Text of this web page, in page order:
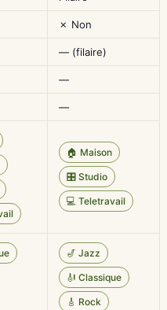
✗ Non
— (filaire)
—
—
🏠 Maison
🎛️ Studio
💻 Teletravail
🎷 Jazz
🎻 Classique
🎸 Rock